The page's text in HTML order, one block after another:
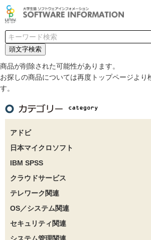
頭文字検索
商品が削除された可能性があります。
お探しの商品については再度トップページより
す。
アドビ
日本マイクロソフト
IBM SPSS
クラウドサービス
テレワーク関連
OS／システム関連
セキュリティ関連